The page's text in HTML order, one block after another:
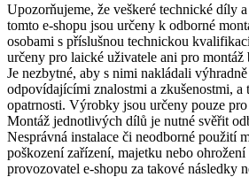
Upozorňujeme, že veškeré technické díly
tomto e-shopu jsou určeny k odborné
osobami s příslušnou technickou
určeny pro laické uživatele ani pro montáž
Je nezbytné, aby s nimi nakládali
odpovídajícími znalostmi a zkušenostmi, a
opatrnosti. Výrobky jsou určeny pouze
Montáž jednotlivých dílů je nutné svěřit
Nesprávná instalace či neodborné použití
poškození zařízení, majetku nebo
provozovatel e-shopu za takové následky